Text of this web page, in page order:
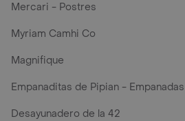
Mercari - Postres
Myriam Camhi Co
Magnifique
Empanaditas de Pipian - Empanadas
Desayunadero de la 42